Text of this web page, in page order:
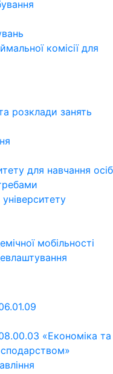
комісії для
розклади занять
для навчання осіб
мобільності
«Економіка та